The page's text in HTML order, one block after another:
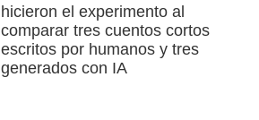
hicieron el experimento al
comparar tres cuentos cortos
escritos por humanos y tres
generados con IA